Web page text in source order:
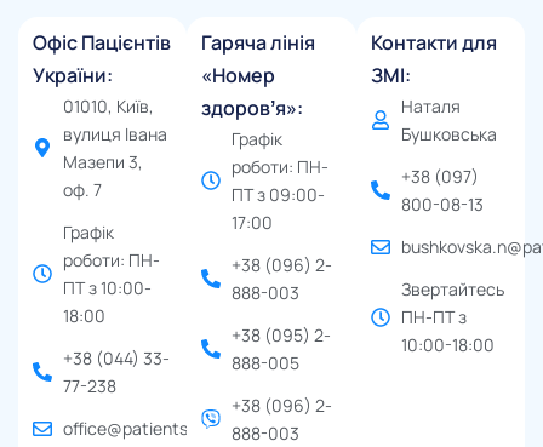
Офіс Пацієнтів
України:
01010, Київ,
вулиця Івана
Мазепи 3,
оф. 7
Графік
роботи: ПН-
ПТ з 10:00-
18:00
+38 (044) 33-
77-238
office@patients.org.ua
Гаряча лінія
«Номер
здоровʼя»:
Графік
роботи: ПН-
ПТ з 09:00-
17:00
+38 (096) 2-
888-003
+38 (095) 2-
888-005
+38 (096) 2-
888-003
Контакти для
ЗМІ:
Наталя
Бушковська
+38 (097)
800-08-13
Звертайтесь
ПН-ПТ з
10:00-18:00